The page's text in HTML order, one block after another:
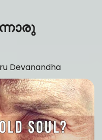
Devanandha